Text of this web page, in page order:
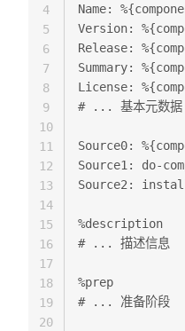
Name:
Version:
Release:
Summary:
License:
# ... 基本元数据
Source0:
Source1: do-
Source2:
%description
# ... 描述信息
%prep
# ... 准备阶段
4
5
6
7
8
9
10
11
12
13
14
15
16
17
18
19
20